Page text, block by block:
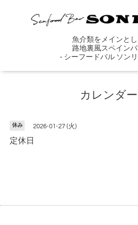
魚介類をメインとし
路地裏風スペイン
- シーフードバル ソン
カレンダー
休み 2026-01-27 (火)
定休日